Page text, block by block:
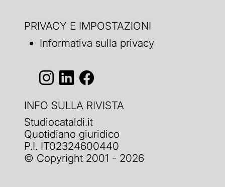
PRIVACY E IMPOSTAZIONI
Informativa sulla privacy
INFO SULLA RIVISTA
Studiocataldi.it
Quotidiano giuridico
P.I. IT02324600440
© Copyright 2001 - 2026